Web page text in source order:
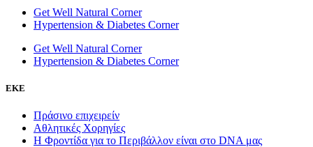
Get Well Natural Corner
Hypertension & Diabetes Corner
Get Well Natural Corner
Hypertension & Diabetes Corner
ΕΚΕ
Πράσινο επιχειρείν
Αθλητικές Χορηγίες
Η Φροντίδα για το Περιβάλλον είναι στο DNA μας